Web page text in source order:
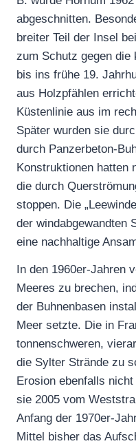
abgeschnitten.
breiter Teil der Insel
zum Schutz gegen die
bis ins frühe 19.
aus Holzpfählen
Küstenlinie aus im
Später wurden sie
durch Panzerbeton-
Konstruktionen hatten
die durch
stoppen. Die
der windabgewandten
eine nachhaltige
In den 1960er-Jahren
Meeres zu brechen,
der Buhnenbasen
Meer setzte. Die in
tonnenschweren,
die Sylter Strände zu
Erosion ebenfalls
sie 2005 vom
Anfang der 1970er-
Mittel bisher das